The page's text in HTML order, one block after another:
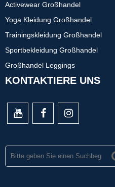
Activewear Großhandel
Yoga Kleidung Großhandel
Trainingskleidung Großhandel
Sportbekleidung Großhandel
Großhandel Leggings
KONTAKTIERE UNS